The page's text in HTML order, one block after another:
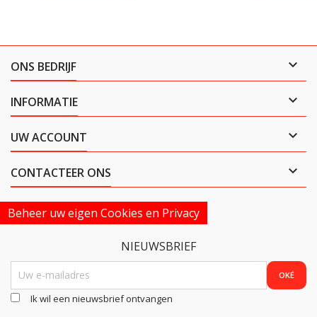
ONS BEDRIJF 
INFORMATIE 
UW ACCOUNT 
CONTACTEER ONS 
Beheer uw eigen Cookies en Privacy
NIEUWSBRIEF
Ik wil een nieuwsbrief ontvangen